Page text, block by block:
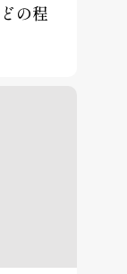
の程